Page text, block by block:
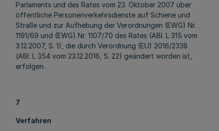
Parlaments und des Rates vom 23. Oktober 2007 über
öffentliche Personenverkehrsdienste auf Schiene und
Straße und zur Aufhebung der Verordnungen (EWG) Nr.
1191/69 und (EWG) Nr. 1107/70 des Rates (ABl. L 315 vom
3.12.2007, S. 1), die durch Verordnung (EU) 2016/2338
(ABl. L 354 vom 23.12.2016, S. 22) geändert worden ist,
erfolgen.
7
Verfahren